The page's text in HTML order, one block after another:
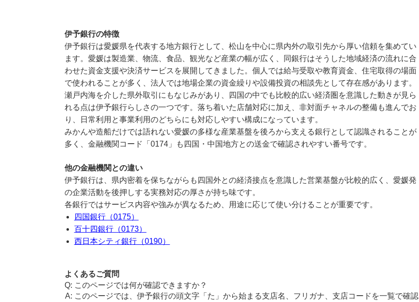
伊予銀行の特徴
伊予銀行は愛媛県を代表する地方銀行として、松山を中心に県内外の取引先から厚い信頼を集めてい
ます。愛媛は製造業、物流、食品、観光など産業の幅が広く、同銀行はそうした地域経済の流れに合
わせた資金支援や決済サービスを展開してきました。個人では給与受取や教育資金、住宅取得の場面
で使われることが多く、法人では地場企業の資金繰りや設備投資の相談先として存在感があります。
瀬戸内海を介した県外取引にもなじみがあり、四国の中でも比較的広い経済圏を意識した動きが見ら
れる点は伊予銀行らしさの一つです。落ち着いた店舗対応に加え、非対面チャネルの整備も進んでお
り、日常利用と事業利用のどちらにも対応しやすい構成になっています。
みかんや造船だけでは語れない愛媛の多様な産業基盤を後ろから支える銀行として認識されることが
多く、金融機関コード「0174」も四国・中国地方との送金で確認されやすい番号です。
他の金融機関との違い
伊予銀行は、県内密着を保ちながらも四国外との経済接点を意識した営業基盤が比較的広く、愛媛発
の企業活動を後押しする実務対応の厚さが持ち味です。
各銀行ではサービス内容や強みが異なるため、用途に応じて使い分けることが重要です。
四国銀行（0175）
百十四銀行（0173）
西日本シティ銀行（0190）
よくあるご質問
このページでは何が確認できますか？
このページでは、伊予銀行の頭文字「た」から始まる支店名、フリガナ、支店コードを一覧で確認